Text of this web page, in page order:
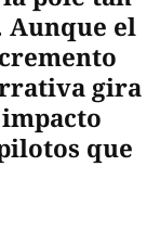
Aunque el
gira
que